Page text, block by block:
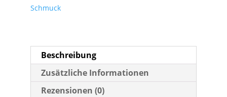
Schmuck
Beschreibung
Zusätzliche Informationen
Rezensionen (0)